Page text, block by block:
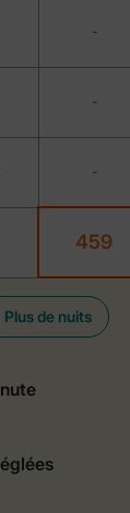
Plus de nuits
-
-
-
459